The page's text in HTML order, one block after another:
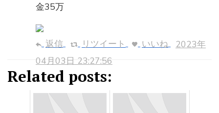
金35万
返信 リツイート いいね
2023年
04月03日 23:27:56
Related posts: